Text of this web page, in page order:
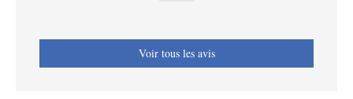
Voir tous les avis